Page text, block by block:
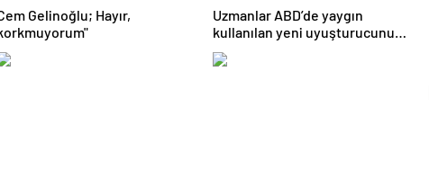
Gelinoğlu; Hayır,
Uzmanlar ABD’de yaygın
kullanılan yeni uyuşturucunun
Türkiye’ye girmesinden
korkuyor | Sağlık Haberleri